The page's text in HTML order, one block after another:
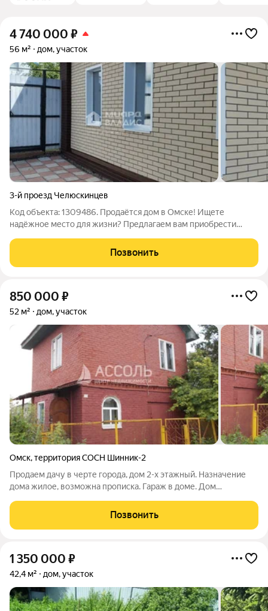
4 740 000 ₽
56 м² дом, участок
3-й проезд Челюскинцев
Код объекта: 1309486. Продаётся дом в Омске! Ищете
надёжное место для жизни? Предлагаем вам приобрести
ледового комплекса им Фетисова. Это отличное решение для
тех, кто ценит комфорт и качество!
Позвонить
850 000 ₽
52 м² дом, участок
Омск,территория СОСН Шинник-2
Продаем дачу в черте города, дом 2-х этажный. Назначение
дома жилое, возможна прописка. Гараж в доме. Дом
втором этаже зал, комната, балкон. В доме сухой подпол .На
участке есть сарай для
Позвонить
1 350 000 ₽
42,4 м² дом, участок